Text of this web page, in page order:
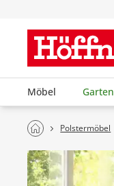
Möbel Garten
Polstermöbel